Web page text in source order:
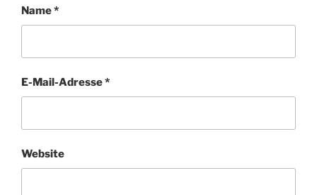
Name*
E-Mail-Adresse*
Website